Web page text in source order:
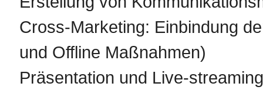
Cross-Marketing: Einbindung
und Offline Maßnahmen)
Präsentation und Live-streaming